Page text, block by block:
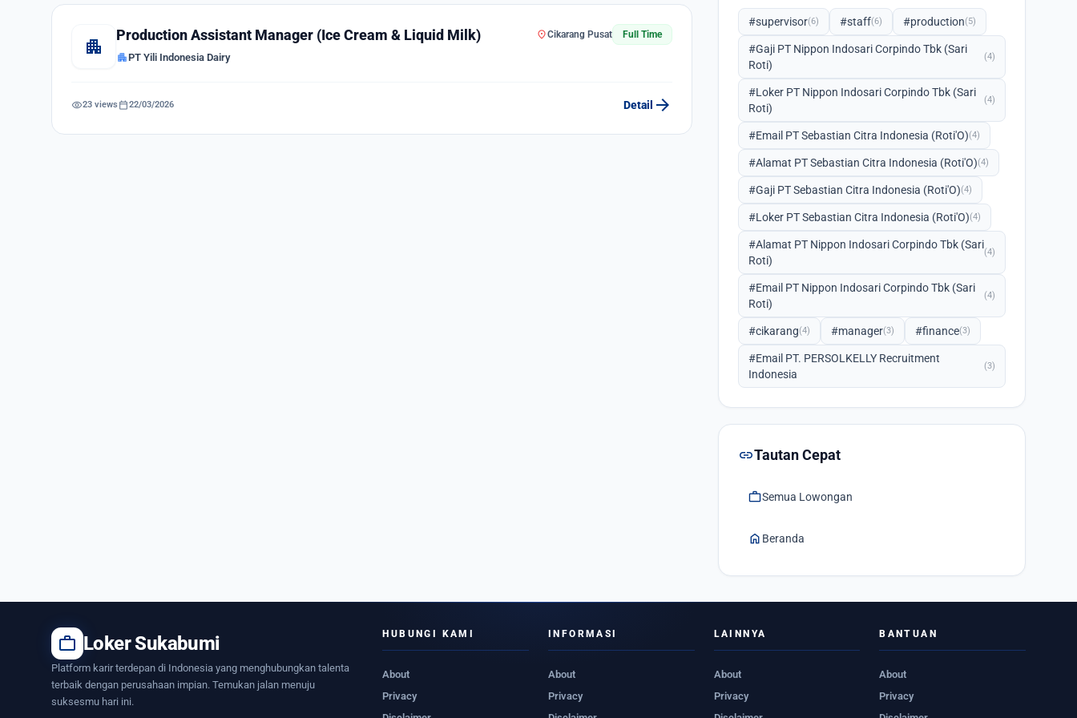
apartment
Production Assistant Manager (Ice Cream & Liquid Milk)
apartmentPT Yili Indonesia Dairy
location_onCikarang Pusat Full Time
visibility23 views calendar_today22/03/2026 Detail arrow_forward
#supervisor(6) #staff(6) #production(5)
#Gaji PT Nippon Indosari Corpindo Tbk (Sari
Roti)
(4)
#Loker PT Nippon Indosari Corpindo Tbk (Sari
Roti)
(4)
#Email PT Sebastian Citra Indonesia (Roti'O)(4)
#Alamat PT Sebastian Citra Indonesia (Roti'O)(4)
#Gaji PT Sebastian Citra Indonesia (Roti'O)(4)
#Loker PT Sebastian Citra Indonesia (Roti'O)(4)
#Alamat PT Nippon Indosari Corpindo Tbk (Sari
Roti)
(4)
#Email PT Nippon Indosari Corpindo Tbk (Sari
Roti)
(4)
#cikarang(4) #manager(3) #finance(3)
#Email PT. PERSOLKELLY Recruitment
Indonesia
(3)
linkTautan Cepat
workSemua Lowongan
home Beranda
work Loker Sukabumi
Platform karir terdepan di Indonesia yang menghubungkan talenta
terbaik dengan perusahaan impian. Temukan jalan menuju
suksesmu hari ini.
HUBUNGI KAMI
About
Privacy
INFORMASI
About
Privacy
LAINNYA
About
Privacy
BANTUAN
About
Privacy